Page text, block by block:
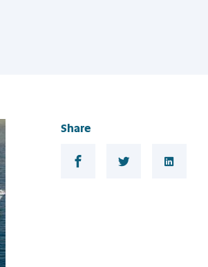
Share
Share in Facebook
Share in Twitter